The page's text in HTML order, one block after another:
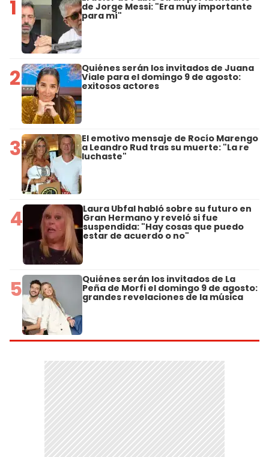
1 de Jorge Messi: "Era muy importante
para mí"
2 Quiénes serán los invitados de Juana
Viale para el domingo 9 de agosto:
exitosos actores
3 El emotivo mensaje de Rocío Marengo
a Leandro Rud tras su muerte: "La re
luchaste"
4 Laura Ubfal habló sobre su futuro en
Gran Hermano y reveló si fue
suspendida: "Hay cosas que puedo
estar de acuerdo o no"
5 Quiénes serán los invitados de La
Peña de Morfi el domingo 9 de agosto:
grandes revelaciones de la música